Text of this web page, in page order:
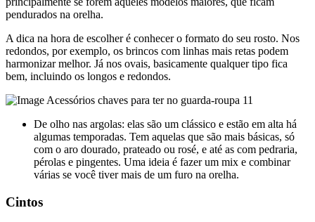
pendurados na orelha.
A dica na hora de escolher é conhecer o formato do seu rosto. Nos
redondos, por exemplo, os brincos com linhas mais retas podem
harmonizar melhor. Já nos ovais, basicamente qualquer tipo fica
bem, incluindo os longos e redondos.
De olho nas argolas: elas são um clássico e estão em alta há
algumas temporadas. Tem aquelas que são mais básicas, só
com o aro dourado, prateado ou rosé, e até as com pedraria,
pérolas e pingentes. Uma ideia é fazer um mix e combinar
várias se você tiver mais de um furo na orelha.
Cintos